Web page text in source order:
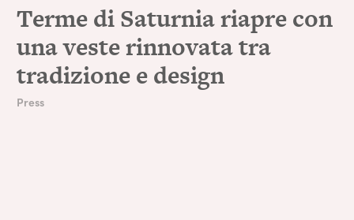
Terme di Saturnia riapre con
una veste rinnovata tra
tradizione e design
Press